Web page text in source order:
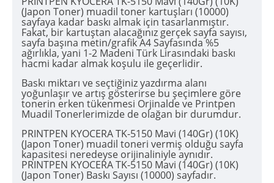
(Japon Toner) muadil toner kartuşları (10000)
sayfaya kadar baskı almak için tasarlanmıştır.
Fakat, bir kartuştan alacağınız gerçek sayfa sayısı,
sayfa başına metin/grafik A4 Sayfasında %5
ağırlıkla, yani 1-2 Madeni Türk Lirasındaki baskı
hacmi kadar almak koşulu ile geçerlidir.
Baskı miktarı ve seçtiğiniz yazdırma alanı
yoğunlaşır ve artış gösterirse bu şeçimlere göre
tonerin erken tükenmesi Orjinalde ve Printpen
Muadil Tonerlerimizde de olağan bir durumdur.
PRINTPEN KYOCERA TK-5150 Mavi (140Gr) (10K)
(Japon Toner) muadil toneri vermiş olduğu sayfa
kapasitesi neredeyse orijinaliniyle aynıdır.
PRINTPEN KYOCERA TK-5150 Mavi (140Gr) (10K)
(Japon Toner) Baskı Sayısı (10000) sayfadır.